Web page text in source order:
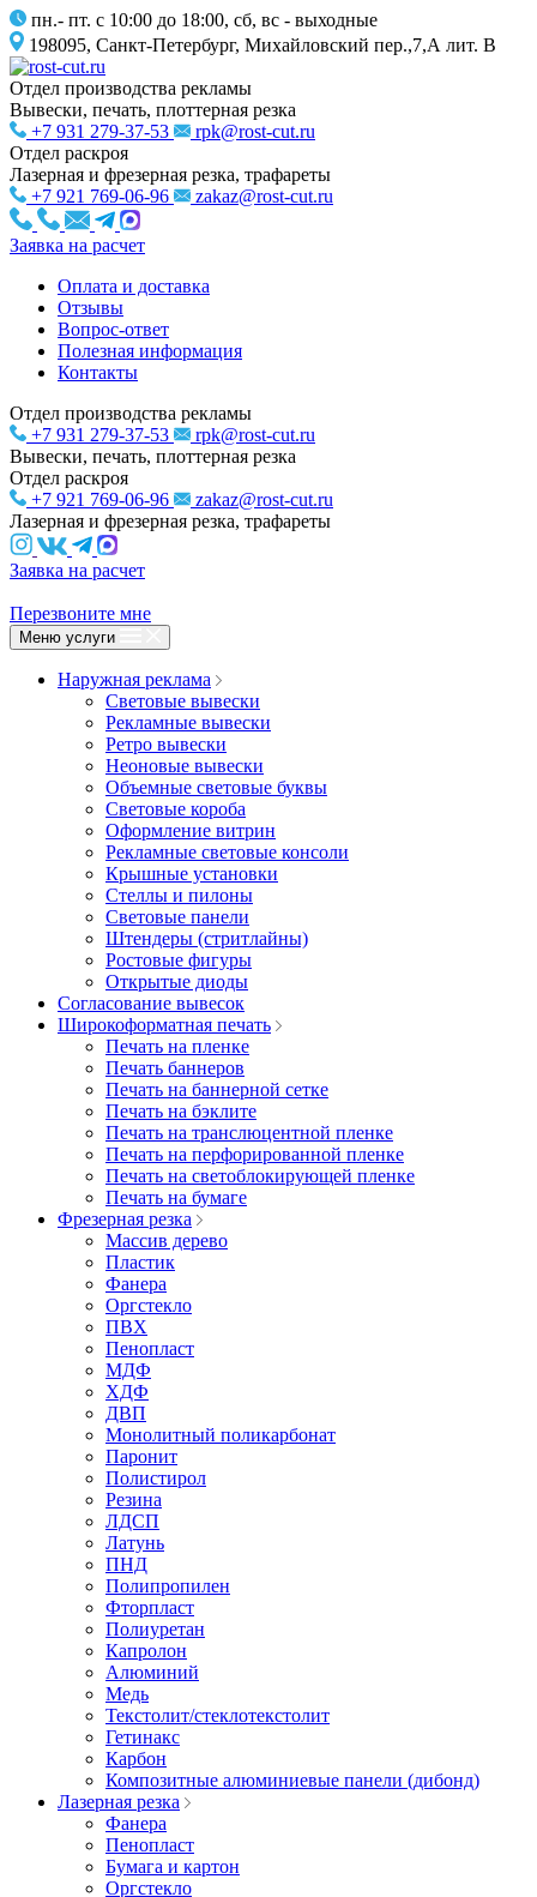
пн.- пт. с 10:00 до 18:00, сб, вс - выходные
198095, Санкт-Петербург, Михайловский пер.,7,А лит. В
Отдел производства рекламы
Вывески, печать, плоттерная резка
+7 931 279-37-53
rpk@rost-cut.ru
Отдел раскроя
Лазерная и фрезерная резка, трафареты
+7 921 769-06-96
zakaz@rost-cut.ru
Заявка на расчет
Оплата и доставка
Отзывы
Вопрос-ответ
Полезная информация
Контакты
Отдел производства рекламы
+7 931 279-37-53
rpk@rost-cut.ru
Вывески, печать, плоттерная резка
Отдел раскроя
+7 921 769-06-96
zakaz@rost-cut.ru
Лазерная и фрезерная резка, трафареты
Заявка на расчет
Перезвоните мне
Меню услуги
Наружная реклама
Световые вывески
Рекламные вывески
Ретро вывески
Неоновые вывески
Объемные световые буквы
Световые короба
Оформление витрин
Рекламные световые консоли
Крышные установки
Стеллы и пилоны
Световые панели
Штендеры (стритлайны)
Ростовые фигуры
Открытые диоды
Согласование вывесок
Широкоформатная печать
Печать на пленке
Печать баннеров
Печать на баннерной сетке
Печать на бэклите
Печать на транслюцентной пленке
Печать на перфорированной пленке
Печать на светоблокирующей пленке
Печать на бумаге
Фрезерная резка
Массив дерево
Пластик
Фанера
Оргстекло
ПВХ
Пенопласт
МДФ
ХДФ
ДВП
Монолитный поликарбонат
Паронит
Полистирол
Резина
ЛДСП
Латунь
ПНД
Полипропилен
Фторпласт
Полиуретан
Капролон
Алюминий
Медь
Текстолит/стеклотекстолит
Гетинакс
Карбон
Композитные алюминиевые панели (дибонд)
Лазерная резка
Фанера
Пенопласт
Бумага и картон
Оргстекло